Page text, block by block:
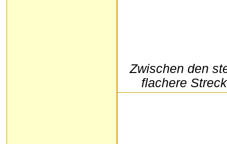
Zwischen den
flachere